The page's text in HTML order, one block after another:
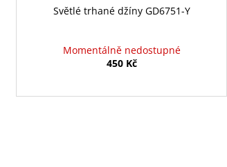
Světlé trhané džíny GD6751-Y
Momentálně nedostupné
450 Kč